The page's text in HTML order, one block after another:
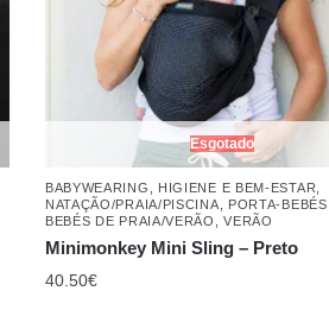
Esgotado
BABYWEARING HIGIENE E BEM-ESTAR
NATAÇÃO/PRAIA/PISCINA
PORTA-BEBÉS
BEBÉS DE PRAIA/VERÃO
,VERÃO
Minimonkey Mini Sling – Preto
40.50€